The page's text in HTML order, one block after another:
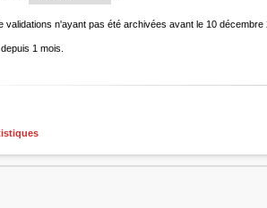
validations n'ayant pas été archivées avant le 10
1 mois.